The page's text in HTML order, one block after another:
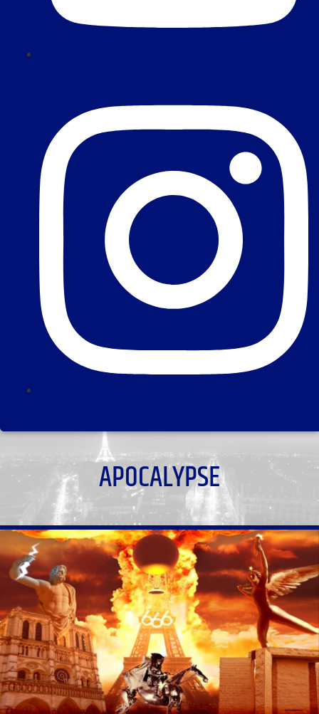
APOCALYPSE